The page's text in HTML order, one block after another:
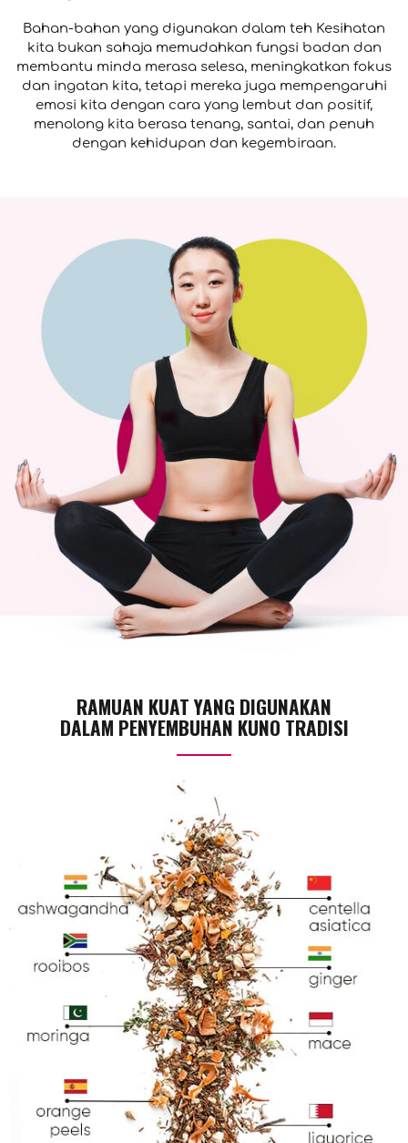
Bahan-bahan yang digunakan dalam teh Kesihatan
kita bukan sahaja memudahkan fungsi badan dan
membantu minda merasa selesa, meningkatkan fokus
dan ingatan kita, tetapi mereka juga mempengaruhi
emosi kita dengan cara yang lembut dan positif,
menolong kita berasa tenang, santai, dan penuh
dengan kehidupan dan kegembiraan.
RAMUAN KUAT YANG DIGUNAKAN
DALAM PENYEMBUHAN KUNO TRADISI